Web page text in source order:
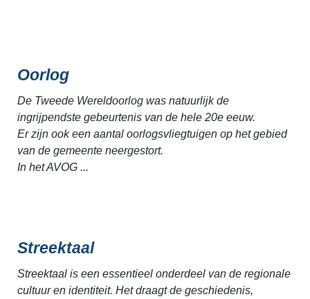
Oorlog
De Tweede Wereldoorlog was natuurlijk de
ingrijpendste gebeurtenis van de hele 20e eeuw.
Er zijn ook een aantal oorlogsvliegtuigen op het gebied
van de gemeente neergestort.
In het AVOG ...
Streektaal
Streektaal is een essentieel onderdeel van de regionale
cultuur en identiteit. Het draagt de geschiedenis,